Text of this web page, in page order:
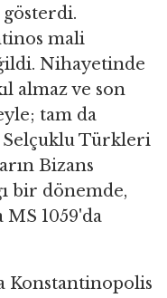
mali
Nihayetinde
almaz ve son
tam da
Selçuklu Türkleri
Bizans
bir dönemde,
MS 1059'da
Konstantinopolis